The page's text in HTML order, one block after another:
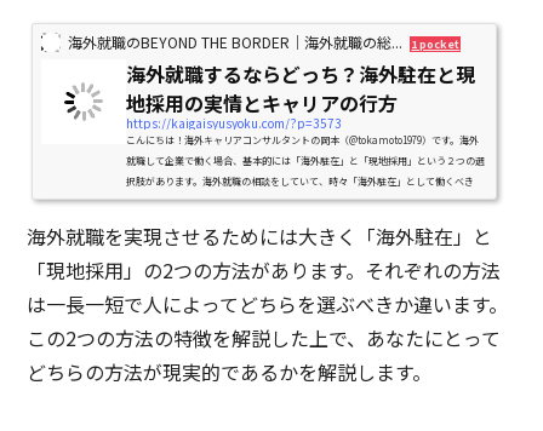
海外就職のBEYOND THE BORDER｜海外就職の総... 1 pocket
海外就職するならどっち？海外駐在と現
地採用の実情とキャリアの行方
https://kaigaisyusyoku.com/?p=3573
こんにちは！海外キャリアコンサルタントの岡本（@tokamoto1979）です。海外
就職して企業で働く場合、基本的には「海外駐在」と「現地採用」という２つの選
択肢があります。海外就職の相談をしていて、時々「海外駐在」として働くべき
で、「現地採用」で働くべきでは...
海外就職を実現させるためには大きく「海外駐在」と
「現地採用」の2つの方法があります。それぞれの方法
は一長一短で人によってどちらを選ぶべきか違います。
この2つの方法の特徴を解説した上で、あなたにとって
どちらの方法が現実的であるかを解説します。